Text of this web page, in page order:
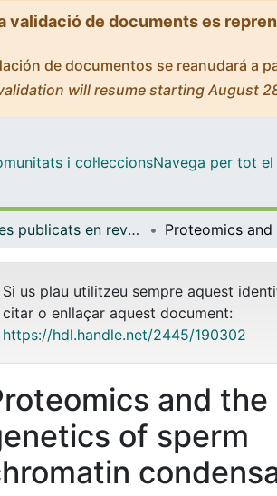
validació de documents es
de documentos se reanudará a
will resume starting August
i col·leccionsNavega per tot el
Articles publicats en revistes (Biomedicina)
Si us plau utilitzeu sempre aquest
citar o enllaçar aquest document:
https://hdl.handle.net/2445/190302
and the
of sperm